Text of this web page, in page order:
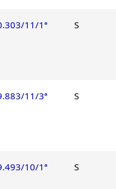
11/1ª S
11/3ª S
10/1ª S